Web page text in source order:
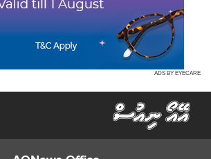
ADS BY EYECARE